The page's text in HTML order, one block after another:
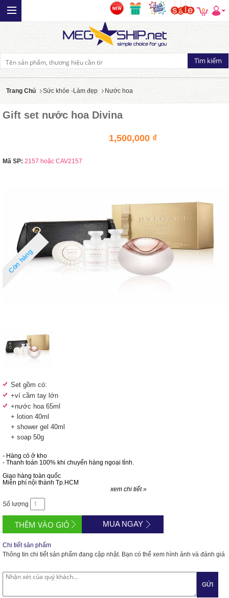
0
Trang Chủ Sức khỏe -Làm đẹp Nước hoa
Gift set nước hoa Divina
1,500,000 ₫
Mã SP: 2157 hoặc CAV2157
Còn hàng
Set gồm có:
+ví cầm tay lớn
+nước hoa 65ml
+ lotion 40ml
+ shower gel 40ml
+ soap 50g
- Hàng có ở kho
- Thanh toán 100% khi chuyển hàng ngoại tỉnh.
Giao hàng toàn quốc
Miễn phí nội thành Tp.HCM
xem chi tiết »
Số lượng
MUA NGAY
Chi tiết sản phẩm
Thông tin chi tiết sản phẩm đang cập nhật. Bạn có thể xem hình ảnh và đánh giá
GỬI